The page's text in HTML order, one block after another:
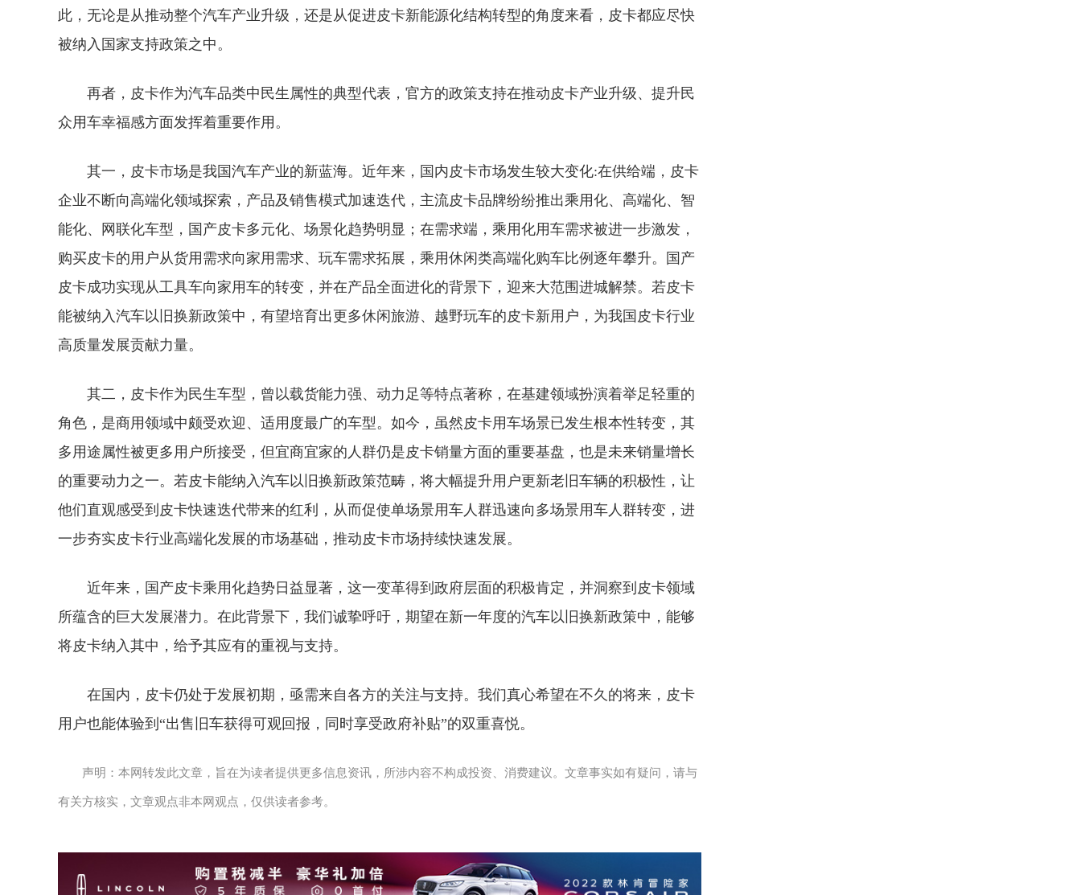
此，无论是从推动整个汽车产业升级，还是从促进皮卡新能源化结构转型的角度来看，皮卡都应尽快
被纳入国家支持政策之中。
再者，皮卡作为汽车品类中民生属性的典型代表，官方的政策支持在推动皮卡产业升级、提升民
众用车幸福感方面发挥着重要作用。
其一，皮卡市场是我国汽车产业的新蓝海。近年来，国内皮卡市场发生较大变化:在供给端，皮卡
企业不断向高端化领域探索，产品及销售模式加速迭代，主流皮卡品牌纷纷推出乘用化、高端化、智
能化、网联化车型，国产皮卡多元化、场景化趋势明显；在需求端，乘用化用车需求被进一步激发，
购买皮卡的用户从货用需求向家用需求、玩车需求拓展，乘用休闲类高端化购车比例逐年攀升。国产
皮卡成功实现从工具车向家用车的转变，并在产品全面进化的背景下，迎来大范围进城解禁。若皮卡
能被纳入汽车以旧换新政策中，有望培育出更多休闲旅游、越野玩车的皮卡新用户，为我国皮卡行业
高质量发展贡献力量。
其二，皮卡作为民生车型，曾以载货能力强、动力足等特点著称，在基建领域扮演着举足轻重的
角色，是商用领域中颇受欢迎、适用度最广的车型。如今，虽然皮卡用车场景已发生根本性转变，其
多用途属性被更多用户所接受，但宜商宜家的人群仍是皮卡销量方面的重要基盘，也是未来销量增长
的重要动力之一。若皮卡能纳入汽车以旧换新政策范畴，将大幅提升用户更新老旧车辆的积极性，让
他们直观感受到皮卡快速迭代带来的红利，从而促使单场景用车人群迅速向多场景用车人群转变，进
一步夯实皮卡行业高端化发展的市场基础，推动皮卡市场持续快速发展。
近年来，国产皮卡乘用化趋势日益显著，这一变革得到政府层面的积极肯定，并洞察到皮卡领域
所蕴含的巨大发展潜力。在此背景下，我们诚挚呼吁，期望在新一年度的汽车以旧换新政策中，能够
将皮卡纳入其中，给予其应有的重视与支持。
在国内，皮卡仍处于发展初期，亟需来自各方的关注与支持。我们真心希望在不久的将来，皮卡
用户也能体验到“出售旧车获得可观回报，同时享受政府补贴”的双重喜悦。
声明：本网转发此文章，旨在为读者提供更多信息资讯，所涉内容不构成投资、消费建议。文章事实如有疑问，请与
有关方核实，文章观点非本网观点，仅供读者参考。